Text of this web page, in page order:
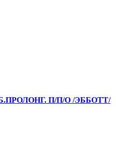
П/П/О /ЭББОТТ/